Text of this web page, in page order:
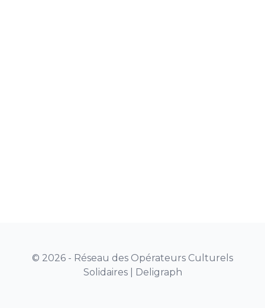
© 2026 - Réseau des Opérateurs Culturels
Solidaires | Deligraph